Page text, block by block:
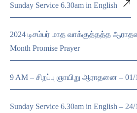
Sunday Service 6.30am in English
2024 டிசம்பர் மாத வாக்குத்தத்த
Month Promise Prayer
9 AM – சிறப்பு ஞாயிறு ஆராதனை – 01/
Sunday Service 6.30am in English – 24/